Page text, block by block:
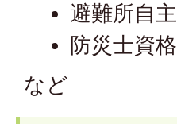
避難所自
防災士資
など